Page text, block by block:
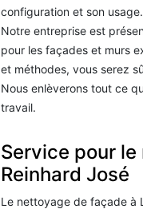
configuration et son
Notre entreprise est
pour les façades et murs
et méthodes, vous serez
Nous enlèverons tout ce
travail.
Service pour
Reinhard José
Le nettoyage de façade à